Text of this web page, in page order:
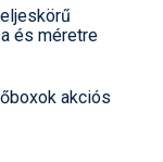
és méretre
akciós